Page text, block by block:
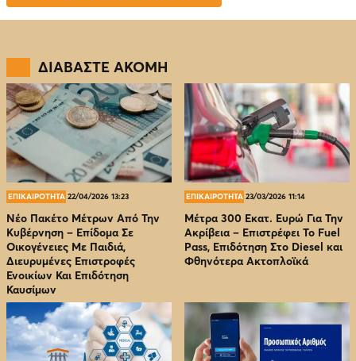
ΔΙΑΒΑΣΤΕ ΑΚΟΜΗ
ΕΠΙΚΑΙΡΟΤΗΤΑ 22/04/2026 13:23
Νέο Πακέτο Μέτρων Από Την
Κυβέρνηση – Επίδομα Σε
Οικογένειες Με Παιδιά,
Διευρυμένες Επιστροφές
Ενοικίων Και Επιδότηση
Καυσίμων
ΕΠΙΚΑΙΡΟΤΗΤΑ 23/03/2026 11:14
Μέτρα 300 Εκατ. Ευρώ Για Την
Ακρίβεια – Επιστρέφει Το Fuel
Pass, Επιδότηση Στο Diesel και
Φθηνότερα Ακτοπλοϊκά